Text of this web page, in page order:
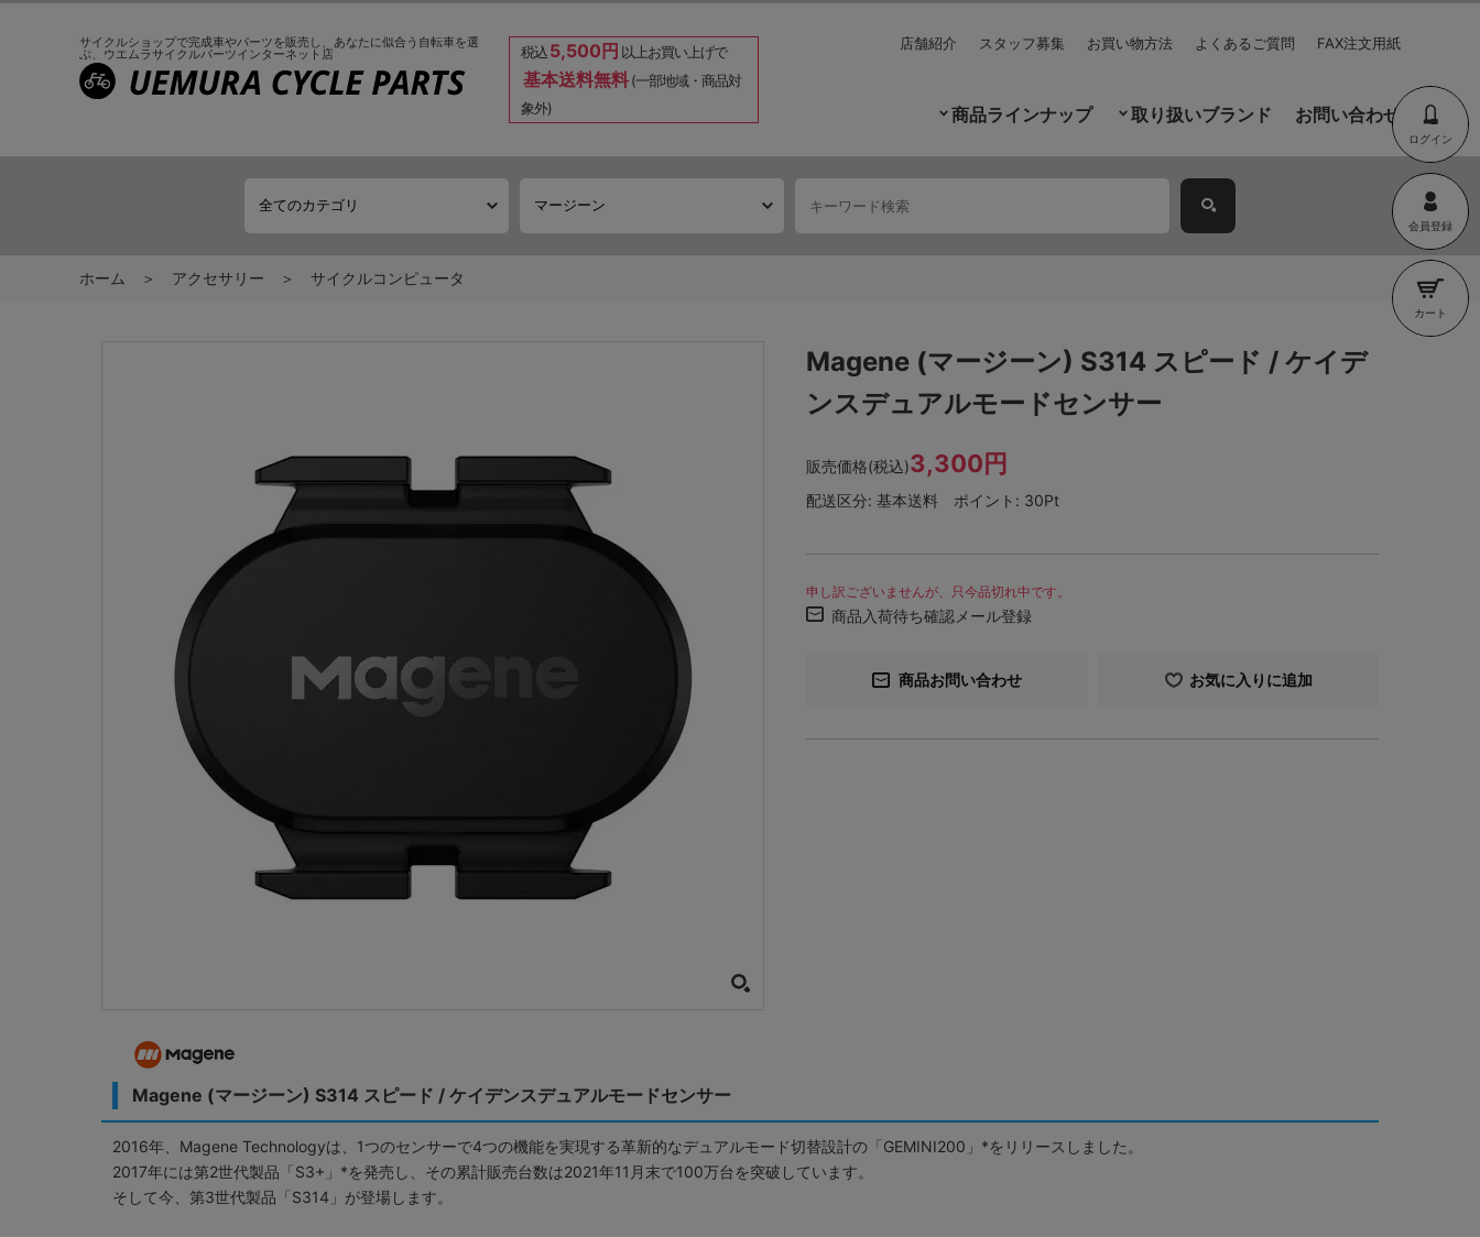
サイクルショップで完成車やパーツを販売し、 あなたに似合う自転車を選
ぶ、 ウエムラサイクルパーツインターネット店 税込5,500円 以上お買い上げで
基本送料無料(一部地域・商品対
象外)
店舗紹介 スタッフ募集 お買い物方法 よくあるご質問 FAX注文用紙
ログイン
会員登録
カート
商品ラインナップ 取り扱いブランド お問い合わせ
ホーム アクセサリー サイクルコンピュータ
Magene (マージーン) S314 スピード / ケイデ
ンスデュアルモードセンサー
販売価格(税込)3,300円
配送区分: 基本送料 ポイント: 30Pt
申し訳ございませんが、只今品切れ中です。
商品入荷待ち確認メール登録
商品お問い合わせ お気に入りに追加
Magene (マージーン) S314 スピード / ケイデンスデュアルモードセンサー
2016年、Magene Technologyは、1つのセンサーで4つの機能を実現する革新的なデュアルモード切替設計の「GEMINI200」*をリリースしました。
2017年には第2世代製品「S3+」*を発売し、その累計販売台数は2021年11月末で100万台を突破しています。
そして今、第3世代製品「S314」が登場します。